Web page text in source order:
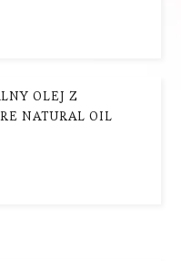
OLEJ Z
NATURAL OIL